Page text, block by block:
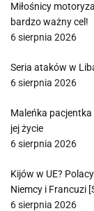
Miłośnicy
bardzo ważny cel!
6 sierpnia 2026
Seria ataków w
6 sierpnia 2026
Maleńka pacjentka
jej życie
6 sierpnia 2026
Kijów w UE?
Niemcy i Francuzi
6 sierpnia 2026